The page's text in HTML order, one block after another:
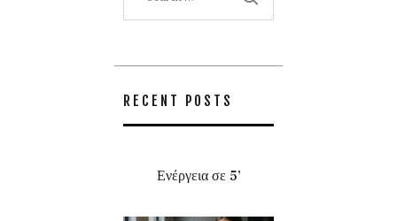
RECENT POSTS
Ενέργεια σε 5’